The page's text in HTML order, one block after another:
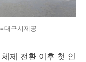
대구시제공
제 전환 이후 첫 인